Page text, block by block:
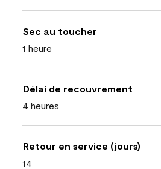
Sec au toucher
1 heure
Délai de recouvrement
4 heures
Retour en service (jours)
14